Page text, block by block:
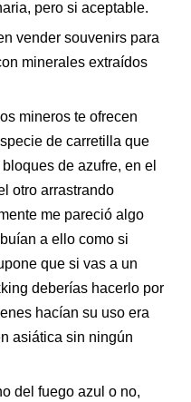
pero si aceptable.
vender souvenirs para
minerales extraídos
mineros te ofrecen
de carretilla que
de azufre, en el
otro arrastrando
me pareció algo
a ello como si
que si vas a un
deberías hacerlo por
hacían su uso era
asiática sin ningún
del fuego azul o no,